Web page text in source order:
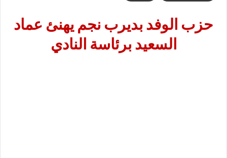
حزب الوفد بديرب نجم يهنئ عماد
السعيد برئاسة النادي